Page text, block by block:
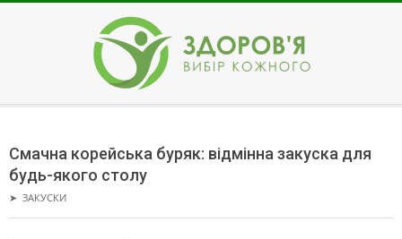
ЗДОРОВ'Я
Menu
Смачна корейська буряк: відмінна закуска для
будь-якого столу
➤ ЗАКУСКИ